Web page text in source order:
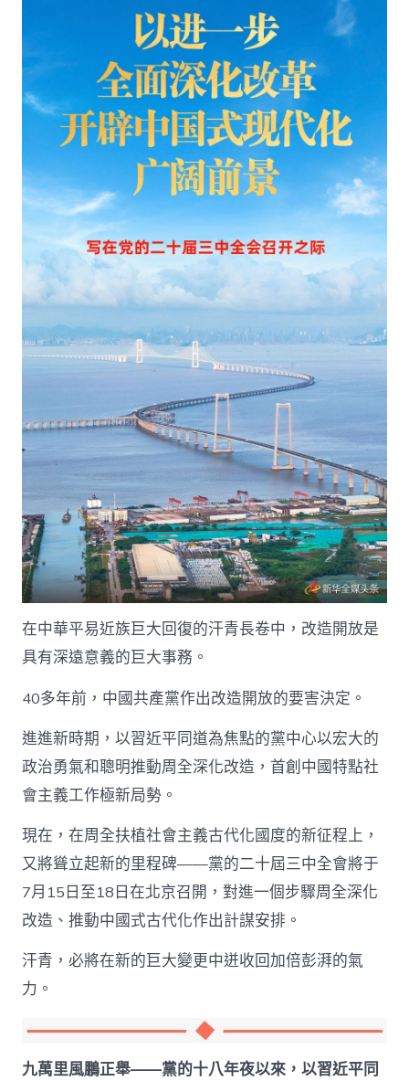
進
一
個
步
驟
周
全
深
化
改
造
開
辟
中
國
式
古
代
化
遼
闊
遠
景
——
寫
在
黨
的
二
十
屆
三
中
全
會
召
之
際
_
中
國
網〉
在中華平易近族巨大回復的汗青長卷中，改造開放是
具有深遠意義的巨大事務。
40多年前，中國共產黨作出改造開放的要害決定。
進進新時期，以習近平同道為焦點的黨中心以宏大的
政治勇氣和聰明推動周全深化改造，首創中國特點社
會主義工作極新局勢。
現在，在周全扶植社會主義古代化國度的新征程上，
又將聳立起新的里程碑——黨的二十屆三中全會將于
7月15日至18日在北京召開，對進一個步驟周全深化
改造、推動中國式古代化作出計謀安排。
汗青，必將在新的巨大變更中迸收回加倍彭湃的氣
力。
九萬里風鵬正舉——黨的十八年夜以來，以習近平同